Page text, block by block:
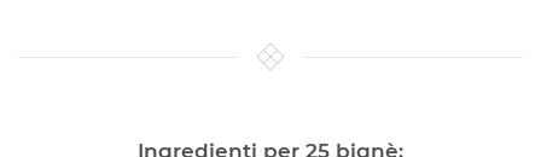
Ingredienti per 25 bignè: